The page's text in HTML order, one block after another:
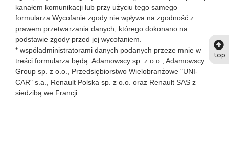
top
kanałem komunikacji lub przy użyciu tego samego
formularza Wycofanie zgody nie wpływa na zgodność z
prawem przetwarzania danych, którego dokonano na
podstawie zgody przed jej wycofaniem.
* współadministratorami danych podanych przeze mnie w
treści formularza będą: Adamowscy sp. z o.o., Adamowscy
Group sp. z o.o., Przedsiębiorstwo Wielobranżowe "UNI-
CAR" s.a., Renault Polska sp. z o.o. oraz Renault SAS z
siedzibą we Francji.